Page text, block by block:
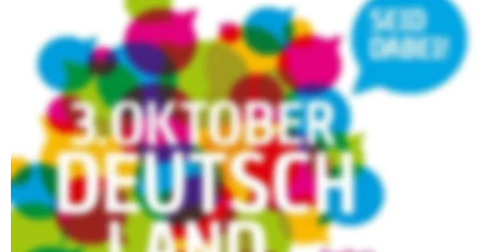
öffentlichen Plätzen und einem offenen Singen im ganzen Land.
Zum Dank dafür, dass Deutschland nach dem 2. Weltkrieg wieder
ein Land ist soll in möglichst vielen Städten, Dörfern und
Gemeinden auf öffentlichen Plätzen von möglichst vielen
Teilnehmern zusammen Lieder gesungen werden. In
Coronazeiten natürlich mit ausreichend Abstand zueinander.
Ziel ist es, dass am 3. Oktober um 19:00 Uhr deutschlandweit
„zusammen“ gesungen wird um „Danke“ zu sagen für über 30
Jahre Freiheit und Einheit.